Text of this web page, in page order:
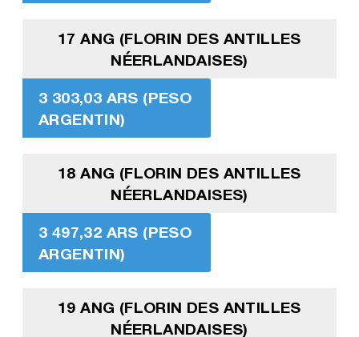
17 ANG (FLORIN DES ANTILLES
NÉERLANDAISES)
3 303,03 ARS (PESO
ARGENTIN)
18 ANG (FLORIN DES ANTILLES
NÉERLANDAISES)
3 497,32 ARS (PESO
ARGENTIN)
19 ANG (FLORIN DES ANTILLES
NÉERLANDAISES)